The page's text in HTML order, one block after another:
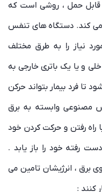
حمل ، روشی است که
می کند. دستگاه های تنفس
نیاز را به طرق مختلف
و یا یک باتری خارجی به
تا فرد بیمار بتواند حرکن
مصنوعی وابسته به برق
راه رفتن و حرکت کردن خود
رفته خود را باز یابد .
برق ، انرژیشان تامین می
کنند :